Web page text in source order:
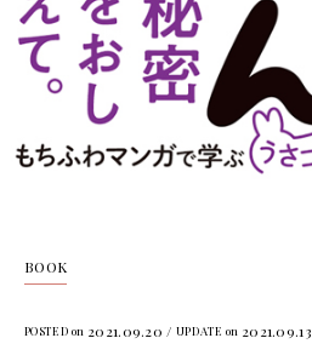
BOOK
POSTED on 2021.09.20 / UPDATE on 2021.09.13